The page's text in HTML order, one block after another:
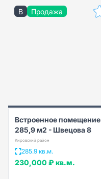
B Продажа
Встроенное помещение
285,9 м2 - Швецова 8
Кировский район
285.9 кв.м.
230,000 ₽ кв.м.